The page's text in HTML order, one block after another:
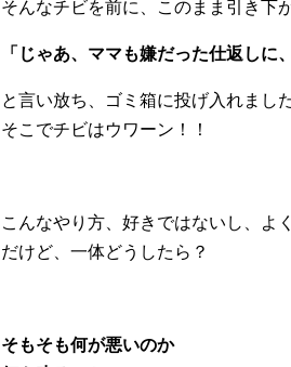
そんなチビを前に、このまま引き下
「じゃあ、ママも嫌だった仕返しに
と言い放ち、ゴミ箱に投げ入れました
そこでチビはウワーン！！
こんなやり方、好きではないし、よ
だけど、一体どうしたら？
そもそも何が悪いのか